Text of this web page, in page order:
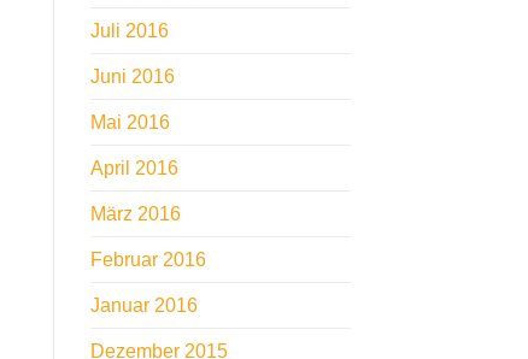
Juli 2016
Juni 2016
Mai 2016
April 2016
März 2016
Februar 2016
Januar 2016
Dezember 2015